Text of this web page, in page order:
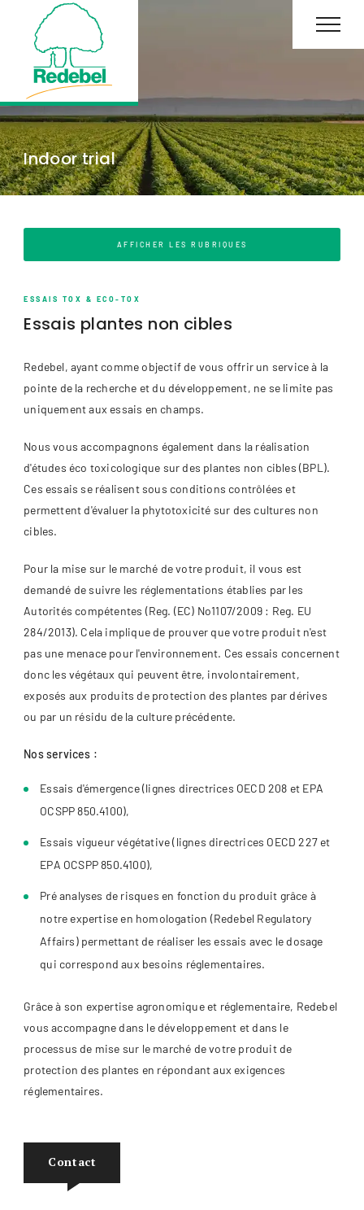
Indoor trial
AFFICHER LES RUBRIQUES
ESSAIS TOX & ECO-TOX
Essais plantes non cibles
Redebel, ayant comme objectif de vous offrir un service à la
pointe de la recherche et du développement, ne se limite pas
uniquement aux essais en champs.
Nous vous accompagnons également dans la réalisation
d'études éco toxicologique sur des plantes non cibles (BPL).
Ces essais se réalisent sous conditions contrôlées et
permettent d'évaluer la phytotoxicité sur des cultures non
cibles.
Pour la mise sur le marché de votre produit, il vous est
demandé de suivre les réglementations établies par les
Autorités compétentes (Reg. (EC) No1107/2009 : Reg. EU
284/2013). Cela implique de prouver que votre produit n'est
pas une menace pour l'environnement. Ces essais concernent
donc les végétaux qui peuvent être, involontairement,
exposés aux produits de protection des plantes par dérives
ou par un résidu de la culture précédente.
Nos services :
Essais d'émergence (lignes directrices OECD 208 et EPA
OCSPP 850.4100),
Essais vigueur végétative (lignes directrices OECD 227 et
EPA OCSPP 850.4100),
Pré analyses de risques en fonction du produit grâce à
notre expertise en homologation (Redebel Regulatory
Affairs) permettant de réaliser les essais avec le dosage
qui correspond aux besoins réglementaires.
Grâce à son expertise agronomique et réglementaire, Redebel
vous accompagne dans le développement et dans le
processus de mise sur le marché de votre produit de
protection des plantes en répondant aux exigences
réglementaires.
Contact